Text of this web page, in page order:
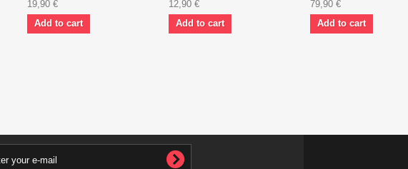
19,90 €
Add to cart
12,90 €
Add to cart
79,90 €
Add to cart